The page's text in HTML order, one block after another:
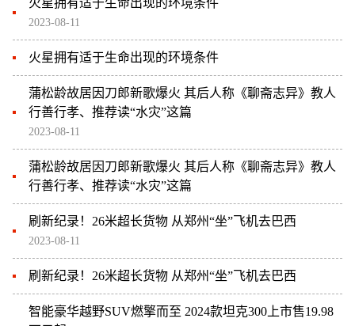
火星拥有适于生命出现的环境条件
2023-08-11
火星拥有适于生命出现的环境条件
蒲松龄故居因刀郎新歌爆火 其后人称《聊斋志异》教人
行善行孝、推荐读“水灾”这篇
2023-08-11
蒲松龄故居因刀郎新歌爆火 其后人称《聊斋志异》教人
行善行孝、推荐读“水灾”这篇
刷新纪录！26米超长货物 从郑州“坐”飞机去巴西
2023-08-11
刷新纪录！26米超长货物 从郑州“坐”飞机去巴西
智能豪华越野SUV燃擎而至 2024款坦克300上市售19.98